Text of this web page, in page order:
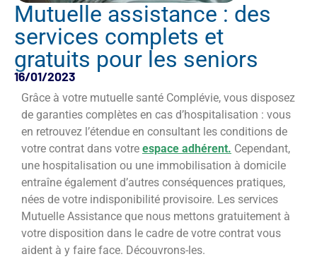
Mutuelle assistance : des
services complets et
gratuits pour les seniors
16/01/2023
Grâce à votre mutuelle santé Complévie, vous disposez
de garanties complètes en cas d’hospitalisation : vous
en retrouvez l’étendue en consultant les conditions de
votre contrat dans votre espace adhérent. Cependant,
une hospitalisation ou une immobilisation à domicile
entraîne également d’autres conséquences pratiques,
nées de votre indisponibilité provisoire. Les services
Mutuelle Assistance que nous mettons gratuitement à
votre disposition dans le cadre de votre contrat vous
aident à y faire face. Découvrons-les.